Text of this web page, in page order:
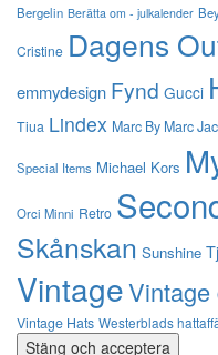
Bergelin Berätta om - julkalender
Cristine Dagens
emmydesign Fynd Gucci
Tiua Lindex Marc By Marc
Special Items Michael Kors
Orci Minni Retro
Skånskan Sunshine
VintageVintage
Vintage Hats Westerblads